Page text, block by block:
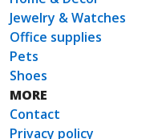
Jewelry & Watches
Office supplies
Pets
Shoes
MORE
Contact
Privacy policy